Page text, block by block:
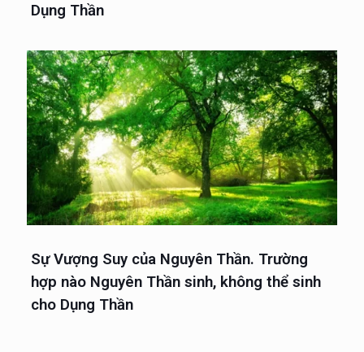
Dụng Thần
Sự Vượng Suy của Nguyên Thần. Trường
hợp nào Nguyên Thần sinh, không thể sinh
cho Dụng Thần